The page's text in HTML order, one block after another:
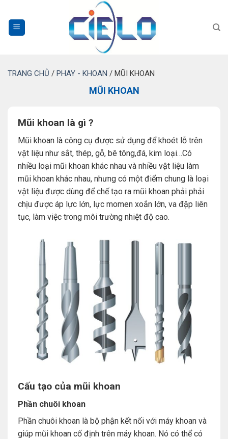
qua
nội
TRANG CHỦ / PHAY - KHOAN / MŨI KHOAN
MŨI KHOAN
Mũi khoan là gì ?
Mũi khoan là công cụ được sử dụng để khoét lỗ trên
vật liệu như sắt, thép, gỗ, bê tông,đá, kim loại…Có
nhiều loại mũi khoan khác nhau và nhiều vật liệu làm
mũi khoan khác nhau, nhưng có một điểm chung là loại
vật liệu được dùng để chế tạo ra mũi khoan phải phải
chịu được áp lực lớn, lực momen xoắn lớn, va đập liên
tục, làm việc trong môi trường nhiệt độ cao.
Cấu tạo của mũi khoan
Phần chuôi khoan
Phần chuôi khoan là bộ phận kết nối với máy khoan và
giúp mũi khoan cố định trên máy khoan. Nó có thể có